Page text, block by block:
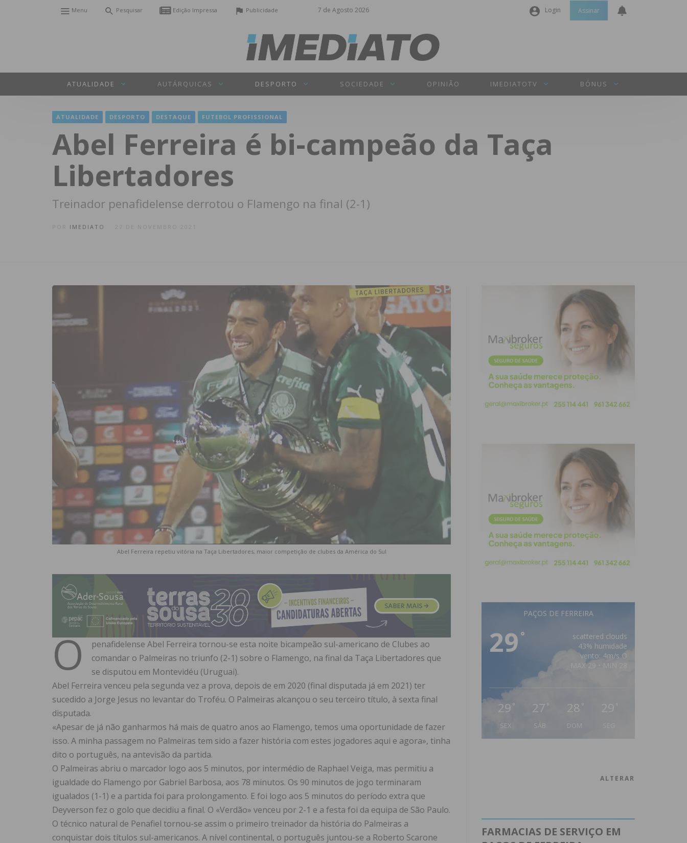
7 de Agosto 2026
Menu Pesquisar Edição Impressa Publicidade Login
Senha
Assinar
ATUALIDADE AUTÁRQUICAS DESPORTO SOCIEDADE OPINIÃO IMEDIATOTV BÓNUS
ATUALIDADE DESPORTO DESTAQUE FUTEBOL PROFISSIONAL
Abel Ferreira é bi-campeão da Taça
Libertadores
Treinador penafidelense derrotou o Flamengo na final (2-1)
IMEDIATO 27 DE NOVEMBRO 2021
Abel Ferreira repetiu vitória na Taça Libertadores, maior competição de clubes da América do Sul
O
penafidelense Abel Ferreira tornou-se esta noite bicampeão sul-americano de Clubes ao
comandar o Palmeiras no triunfo (2-1) sobre o Flamengo, na final da Taça Libertadores que
se disputou em Montevidéu (Uruguai).
Abel Ferreira venceu pela segunda vez a prova, depois de em 2020 (final disputada já em 2021) ter
sucedido a Jorge Jesus no levantar do Troféu. O Palmeiras alcançou o seu terceiro título, à sexta final
disputada.
«Apesar de já não ganharmos há mais de quatro anos ao Flamengo, temos uma oportunidade de fazer
isso. A minha passagem no Palmeiras tem sido a fazer história com estes jogadores aqui e agora», tinha
dito o português, na antevisão da partida.
O Palmeiras abriu o marcador logo aos 5 minutos, por intermédio de Raphael Veiga, mas permitiu a
igualdade do Flamengo por Gabriel Barbosa, aos 78 minutos. Os 90 minutos de jogo terminaram
igualados (1-1) e a partida foi para prolongamento. E foi logo aos 5 minutos do período extra que
Deyverson fez o golo que decidiu a final. O «Verdão» venceu por 2-1 e a festa foi da equipa de São Paulo.
O técnico natural de Penafiel tornou-se assim o primeiro treinador da história do Palmeiras a
conquistar dois títulos sul-americanos. A nível continental, o português juntou-se a Roberto Scarone
PAÇOS DE FERREIRA
29 °
scattered clouds
43% humidade
vento: 4m/s O
MAX 29 • MIN 28
29 °
SEX
27 °
SÁB
28 °
DOM
29 °
ALTERAR
FARMACIAS DE SERVIÇO EM